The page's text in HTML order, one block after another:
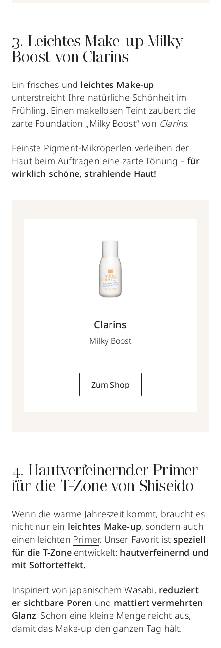
3. Leichtes Make-up Milky
Boost von Clarins
Ein frisches und leichtes Make-up
unterstreicht Ihre natürliche Schönheit im
Frühling. Einen makellosen Teint zaubert die
zarte Foundation „Milky Boost“ von Clarins.
Feinste Pigment-Mikroperlen verleihen der
Haut beim Auftragen eine zarte Tönung –für
wirklich schöne, strahlende Haut!
Clarins
Milky Boost
Zum Shop
4. Hautverfeinernder Primer
für die T-Zone von Shiseido
Wenn die warme Jahreszeit kommt, braucht es
nicht nur ein leichtes Make-up, sondern auch
einen leichten Primer. Unser Favorit ist speziell
für die T-Zoneentwickelt: hautverfeinernd und
mit Sofforteffekt.
Inspiriert von japanischem Wasabi, reduziert
er sichtbare Poren und mattiert vermehrten
Glanz. Schon eine kleine Menge reicht aus,
damit das Make-up den ganzen Tag hält.